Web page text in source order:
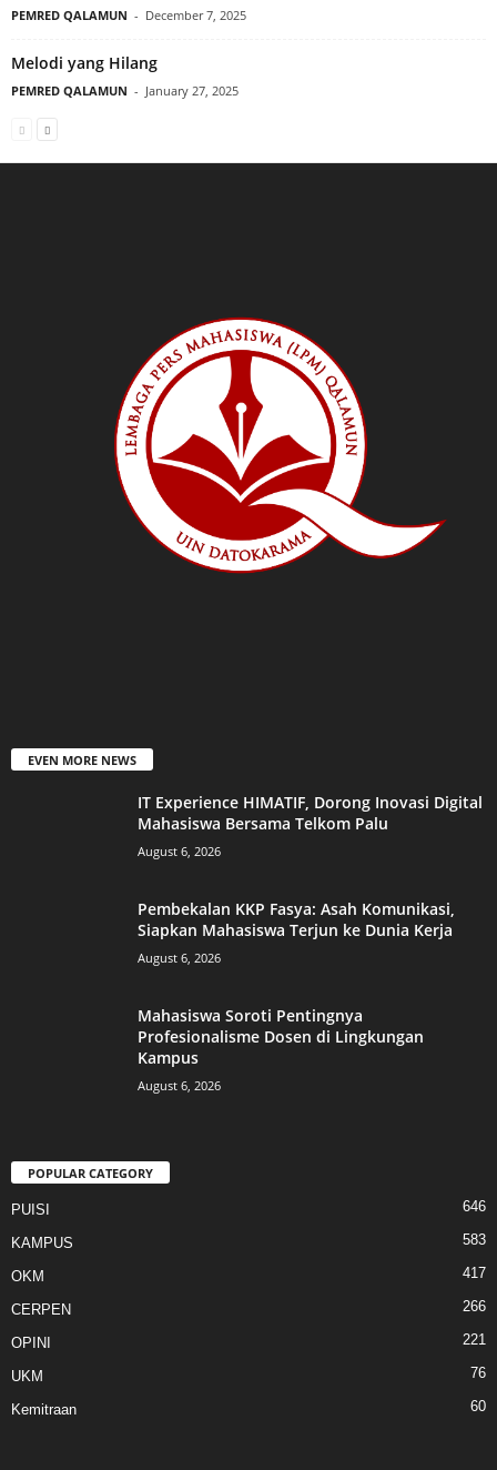
PEMRED QALAMUN - December 7, 2025
Melodi yang Hilang
PEMRED QALAMUN - January 27, 2025
EVEN MORE NEWS
IT Experience HIMATIF, Dorong Inovasi Digital
Mahasiswa Bersama Telkom Palu
August 6, 2026
Pembekalan KKP Fasya: Asah Komunikasi,
Siapkan Mahasiswa Terjun ke Dunia Kerja
August 6, 2026
Mahasiswa Soroti Pentingnya
Profesionalisme Dosen di Lingkungan
Kampus
August 6, 2026
POPULAR CATEGORY
PUISI 646
KAMPUS 583
OKM 417
CERPEN 266
OPINI 221
UKM 76
Kemitraan 60